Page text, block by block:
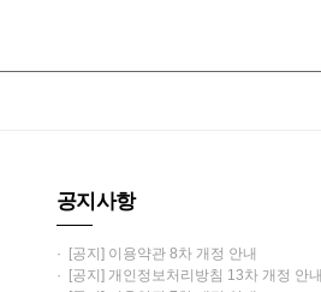
공지사항
· [공지] 이용약관 8차 개정 안내
· [공지] 개인정보처리방침 13차 개정 안내